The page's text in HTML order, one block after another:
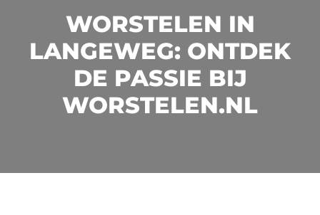
WORSTELEN IN
LANGEWEG: ONTDEK
DE PASSIE BIJ
WORSTELEN.NL